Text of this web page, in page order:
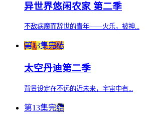
异世界悠闲农家 第二季
不敌病魔而辞世的青年——火乐，被神...
第13集完结
太空丹迪第二季
背景设定在不远的近未来，宇宙中有...
第13集完结